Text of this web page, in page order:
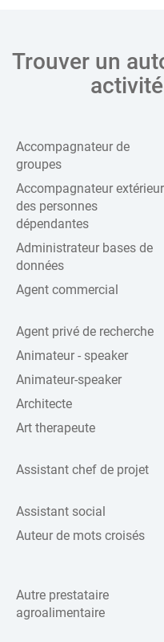
Trouver un
Accompagnateur de
groupes
Accompagnateur extérieur
des personnes
dépendantes
Administrateur bases de
données
Agent commercial
Agent privé de recherche
Animateur - speaker
Animateur-speaker
Architecte
Art therapeute
Assistant chef de projet
Assistant social
Auteur de mots croisés
Autre prestataire
agroalimentaire